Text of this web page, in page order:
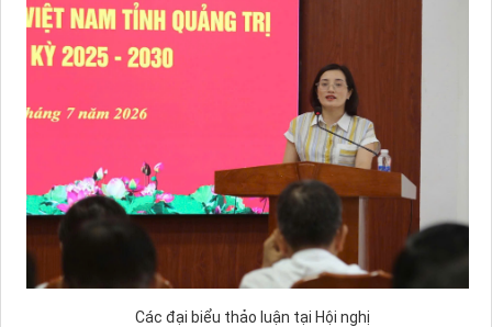
Các đại biểu thảo luận tại Hội nghị